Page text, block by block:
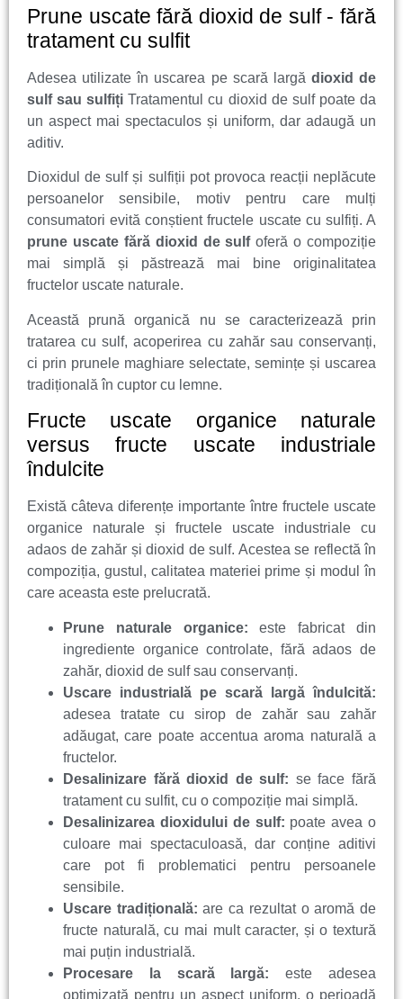
Prune uscate fără dioxid de sulf - fără
tratament cu sulfit
Adesea utilizate în uscarea pe scară largă dioxid de
sulf sau sulfiți Tratamentul cu dioxid de sulf poate da
un aspect mai spectaculos și uniform, dar adaugă un
aditiv.
Dioxidul de sulf și sulfiții pot provoca reacții neplăcute
persoanelor sensibile, motiv pentru care mulți
consumatori evită conștient fructele uscate cu sulfiți. A
prune uscate fără dioxid de sulfoferă o compoziție
mai simplă și păstrează mai bine originalitatea
fructelor uscate naturale.
Această prună organică nu se caracterizează prin
tratarea cu sulf, acoperirea cu zahăr sau conservanți,
ci prin prunele maghiare selectate, semințe și uscarea
tradițională în cuptor cu lemne.
Fructe uscate organice naturale
versus fructe uscate industriale
îndulcite
Există câteva diferențe importante între fructele uscate
organice naturale și fructele uscate industriale cu
adaos de zahăr și dioxid de sulf. Acestea se reflectă în
compoziția, gustul, calitatea materiei prime și modul în
care aceasta este prelucrată.
Prune naturale organice: este fabricat din
ingrediente organice controlate, fără adaos de
zahăr, dioxid de sulf sau conservanți.
Uscare industrială pe scară largă îndulcită:
adesea tratate cu sirop de zahăr sau zahăr
adăugat, care poate accentua aroma naturală a
fructelor.
Desalinizare fără dioxid de sulf: se face fără
tratament cu sulfit, cu o compoziție mai simplă.
Desalinizarea dioxidului de sulf: poate avea o
culoare mai spectaculoasă, dar conține aditivi
care pot fi problematici pentru persoanele
sensibile.
Uscare tradițională: are ca rezultat o aromă de
fructe naturală, cu mai mult caracter, și o textură
mai puțin industrială.
Procesare la scară largă: este adesea
optimizată pentru un aspect uniform, o perioadă